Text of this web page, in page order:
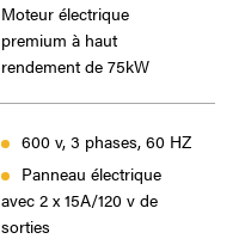
Moteur électrique
premium à haut
rendement de 75kW
600 v, 3 phases, 60 HZ
Panneau électrique
avec 2 x 15A/120 v de
sorties